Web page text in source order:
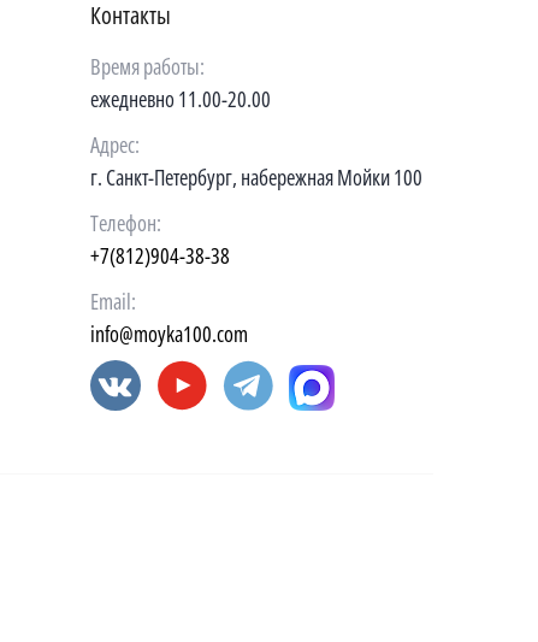
Контакты
Время работы:
ежедневно 11.00-20.00
Адрес:
г. Санкт-Петербург, набережная Мойки 100
Телефон:
+7(812)904-38-38
Email:
info@moyka100.com